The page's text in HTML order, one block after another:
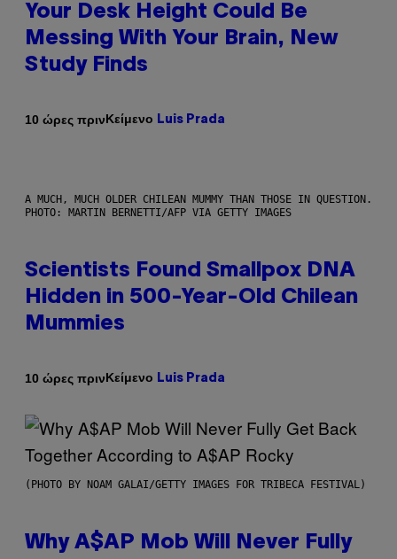
Your Desk Height Could Be
Messing With Your Brain, New
Study Finds
10 ώρες πρινΚείμενο Luis Prada
A MUCH, MUCH OLDER CHILEAN MUMMY THAN THOSE IN QUESTION.
PHOTO: MARTIN BERNETTI/AFP VIA GETTY IMAGES
Scientists Found Smallpox DNA
Hidden in 500-Year-Old Chilean
Mummies
10 ώρες πρινΚείμενο Luis Prada
(PHOTO BY NOAM GALAI/GETTY IMAGES FOR TRIBECA FESTIVAL)
Why A$AP Mob Will Never Fully